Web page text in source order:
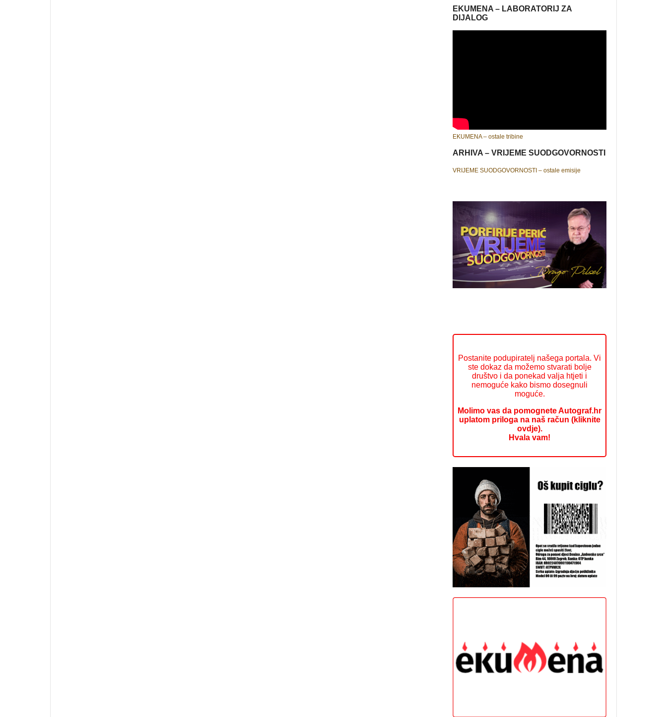
EKUMENA – LABORATORIJ ZA
DIJALOG
EKUMENA – ostale tribine
ARHIVA – VRIJEME SUODGOVORNOSTI
VRIJEME SUODGOVORNOSTI – ostale emisije
Postanite podupiratelj našega portala. Vi
ste dokaz da možemo stvarati bolje
društvo i da ponekad valja htjeti i
nemoguće kako bismo dosegnuli
moguće.
Molimo vas da pomognete Autograf.hr
uplatom priloga na naš račun (kliknite
ovdje).
Hvala vam!